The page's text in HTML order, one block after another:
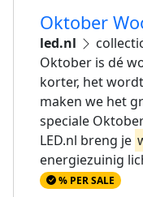
Oktober
led.nl
Oktober is dé
korter, het
maken we het
speciale
LED.nl breng je
energiezuinig
% PER SALE